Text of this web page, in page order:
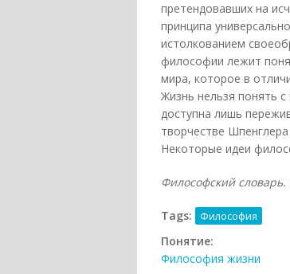
претендовавших на
принципа
истолкованием
философии лежит
мира, которое в
Жизнь нельзя понять
доступна лишь
творчестве
Некоторые идеи
Философский
Tags: Философия
Понятие:
Философия жизни